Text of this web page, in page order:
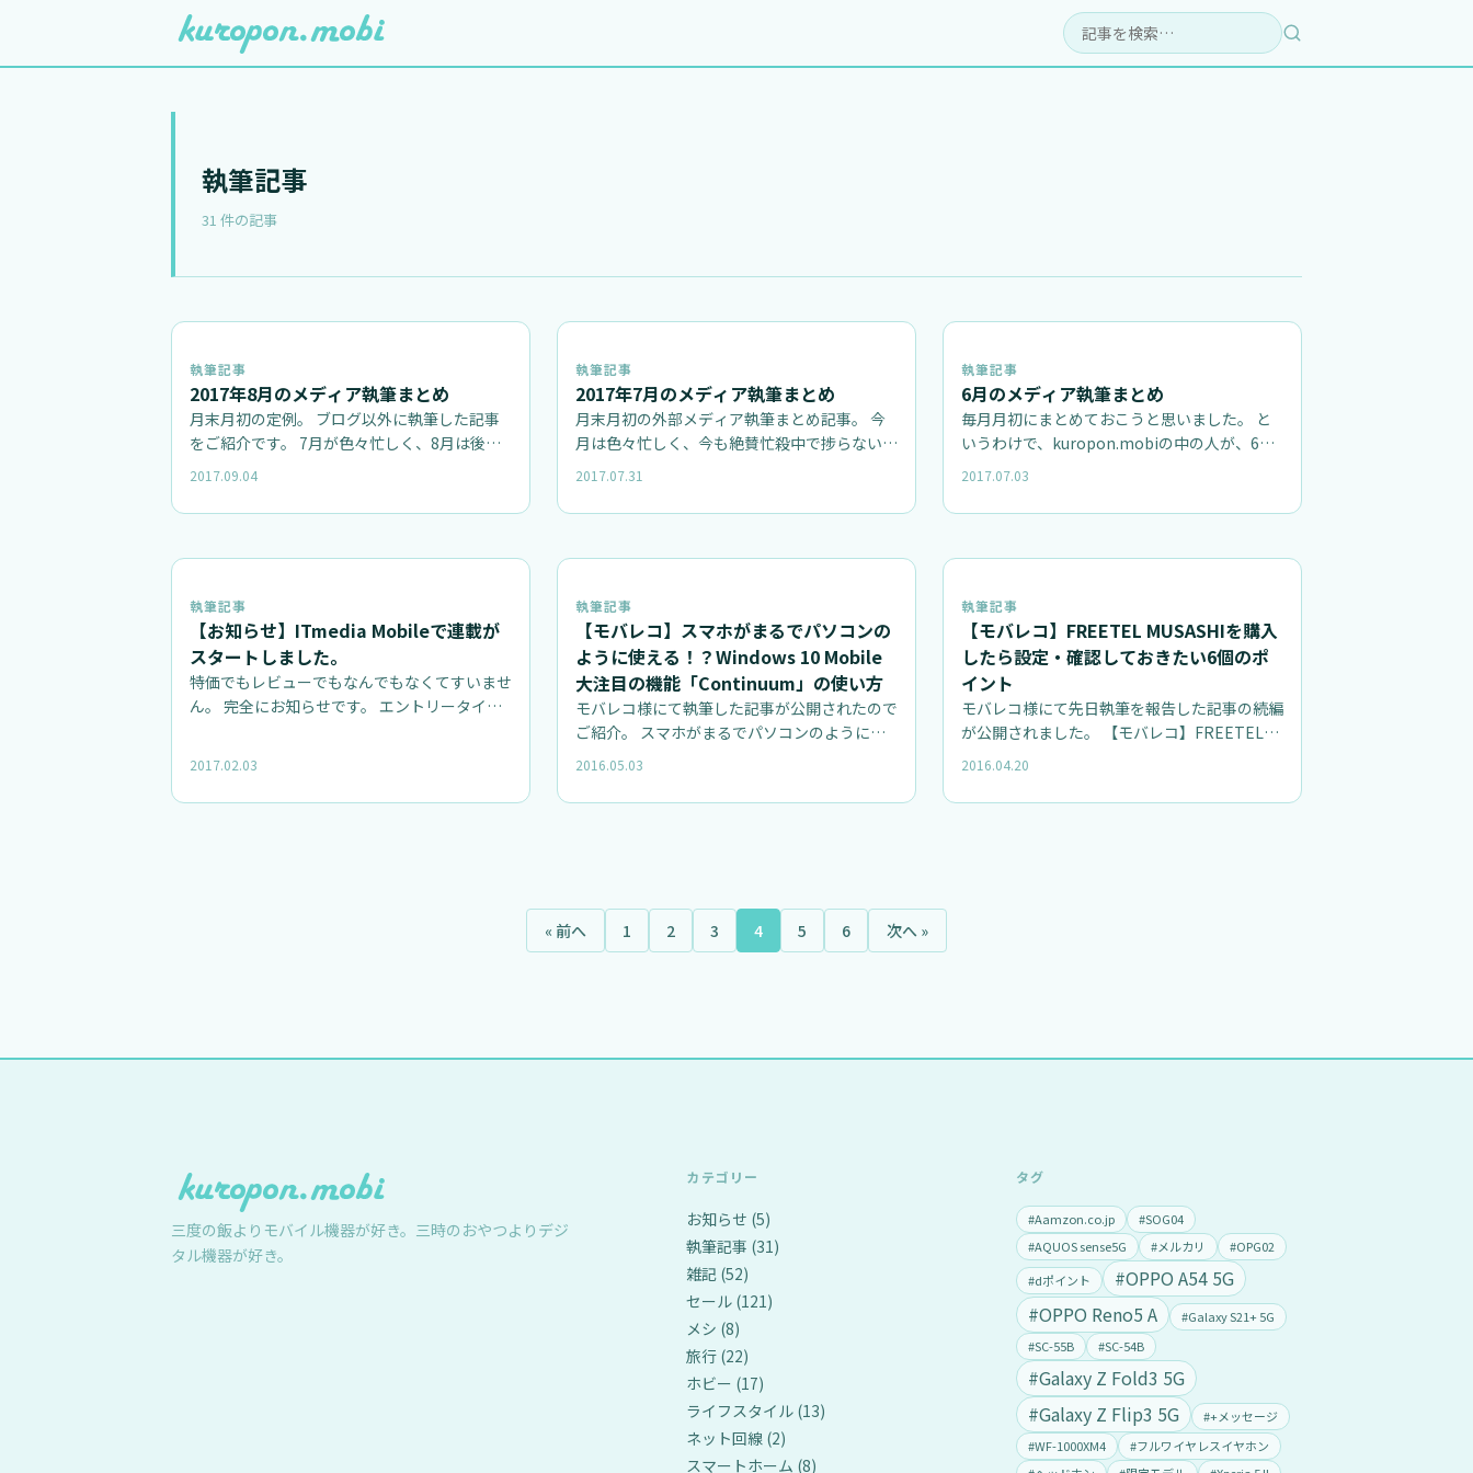
検索:
執筆記事
31 件の記事
執筆記事
2017年8月のメディア執筆まとめ
月末月初の定例。 ブログ以外に執筆した記事
をご紹介です。 7月が色々忙しく、8月は後半
暇に………と考えていたはずが、予想…
2017.09.04
執筆記事
2017年7月のメディア執筆まとめ
月末月初の外部メディア執筆まとめ記事。 今
月は色々忙しく、今も絶賛忙殺中で捗らない感
じですが。 エスマックス 発表会など…
2017.07.31
執筆記事
6月のメディア執筆まとめ
毎月月初にまとめておこうと思いました。 と
いうわけで、kuropon.mobiの中の人が、6月
に外部メディアで執筆した記…
2017.07.03
執筆記事
【お知らせ】ITmedia Mobileで連載が
スタートしました。
特価でもレビューでもなんでもなくてすいませ
ん。 完全にお知らせです。 エントリータイト
2017.02.03
執筆記事
【モバレコ】スマホがまるでパソコンの
ように使える！？Windows 10 Mobile
大注目の機能「Continuum」の使い方
モバレコ様にて執筆した記事が公開されたので
ご紹介。 スマホがまるでパソコンのように使
える！？Windows 10 Mob…
2016.05.03
執筆記事
【モバレコ】FREETEL MUSASHIを購入
したら設定・確認しておきたい6個のポ
イント
モバレコ様にて先日執筆を報告した記事の続編
が公開されました。 【モバレコ】FREETELの
MUSASHIで二刀流の夢を見…
2016.04.20
« 前へ 1 2 3 4 5 6 次へ »
三度の飯よりモバイル機器が好き。三時のおやつよりデジ
タル機器が好き。
カテゴリー
お知らせ (5)
執筆記事 (31)
雑記 (52)
セール (121)
メシ (8)
旅行 (22)
ホビー (17)
ライフスタイル (13)
ネット回線 (2)
スマートホーム (8)
タグ
#Aamzon.co.jp
#SOG04
#AQUOS sense5G
#メルカリ
#OPG02
#dポイント
#OPPO A54 5G
#OPPO Reno5 A
#Galaxy S21+ 5G
#SC-55B
#SC-54B
#Galaxy Z Fold3 5G
#Galaxy Z Flip3 5G
#+メッセージ
#WF-1000XM4
#フルワイヤレスイヤホン